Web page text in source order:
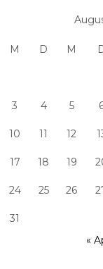
M D M
3 4 5
10 11 12
17 18 19
24 25 26
31
«